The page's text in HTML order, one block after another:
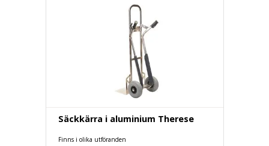
Säckkärra i aluminium Therese
Finns i olika utföranden